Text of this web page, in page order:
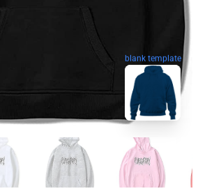
blank template